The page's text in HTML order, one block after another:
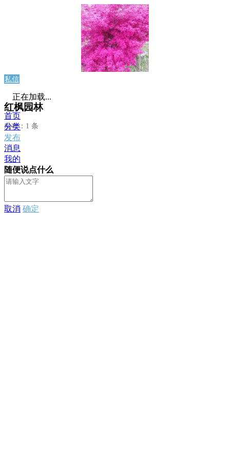
私信
红枫园林
发布：1 条
正在加载...
首页
分类
发布
消息
我的
随便说点什么
取消 确定